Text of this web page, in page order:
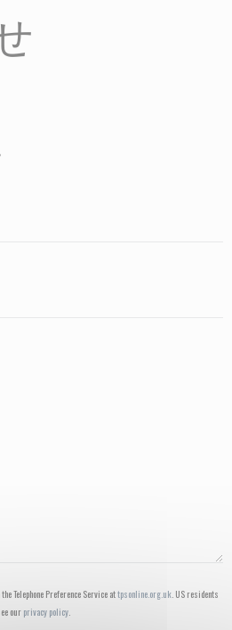
Telephone Preference Service attpsonline.org.uk. US residents
ourprivacy policy.